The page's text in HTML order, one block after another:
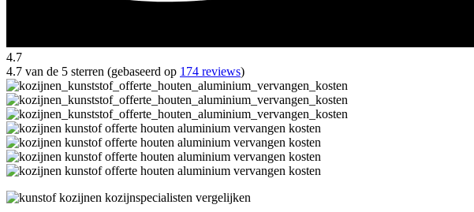
4.7
4.7 van de 5 sterren (gebaseerd op 174 reviews)